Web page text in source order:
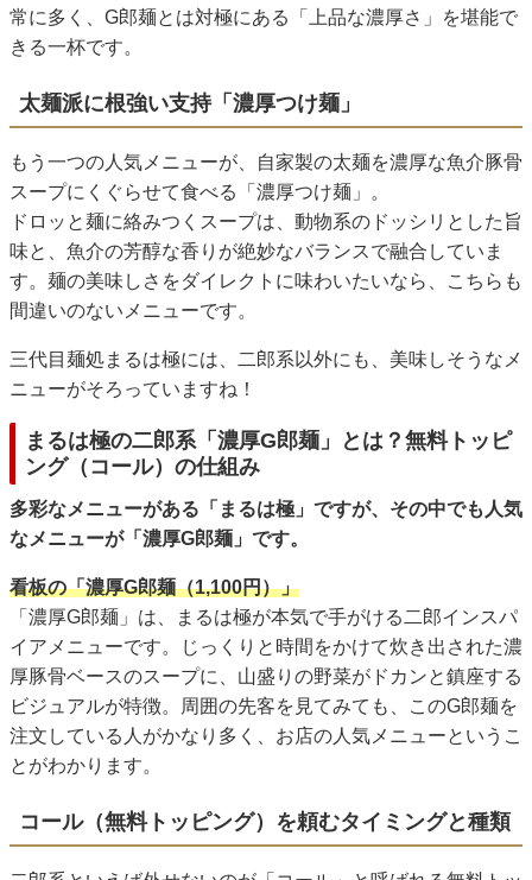
常に多く、G郎麺とは対極にある「上品な濃厚さ」を堪能で
きる一杯です。
太麺派に根強い支持「濃厚つけ麺」
もう一つの人気メニューが、自家製の太麺を濃厚な魚介豚骨
スープにくぐらせて食べる「濃厚つけ麺」。
ドロッと麺に絡みつくスープは、動物系のドッシリとした旨
味と、魚介の芳醇な香りが絶妙なバランスで融合していま
す。麺の美味しさをダイレクトに味わいたいなら、こちらも
間違いのないメニューです。
三代目麺処まるは極には、二郎系以外にも、美味しそうなメ
ニューがそろっていますね！
まるは極の二郎系「濃厚G郎麺」とは？無料トッピ
ング（コール）の仕組み
多彩なメニューがある「まるは極」ですが、その中でも人気
なメニューが「濃厚G郎麺」です。
看板の「濃厚G郎麺（1,100円）」
「濃厚G郎麺」は、まるは極が本気で手がける二郎インスパ
イアメニューです。じっくりと時間をかけて炊き出された濃
厚豚骨ベースのスープに、山盛りの野菜がドカンと鎮座する
ビジュアルが特徴。周囲の先客を見てみても、このG郎麺を
注文している人がかなり多く、お店の人気メニューというこ
とがわかります。
コール（無料トッピング）を頼むタイミングと種類